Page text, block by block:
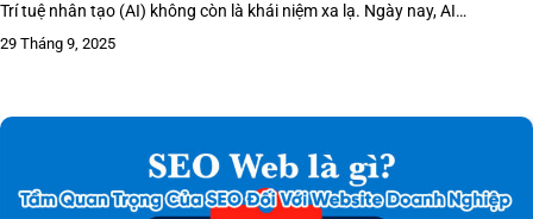
Trí tuệ nhân tạo (AI) không còn là khái niệm xa lạ. Ngày nay, AI…
29 Tháng 9, 2025